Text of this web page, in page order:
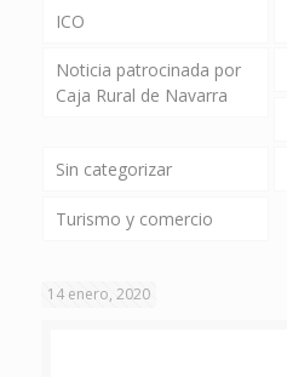
ICO
Noticia patrocinada por
Caja Rural de Navarra
Sin categorizar
Turismo y comercio
14 enero, 2020